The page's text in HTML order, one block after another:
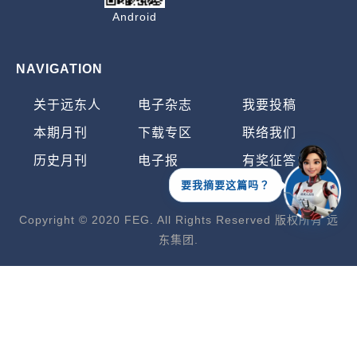
Android
NAVIGATION
关于远东人 电子杂志 我要投稿
本期月刊 下载专区 联络我们
历史月刊 电子报 有奖征答
Copyright © 2020 FEG. All Rights Reserved 版权所有 远
东集团.
要我摘要这篇吗？